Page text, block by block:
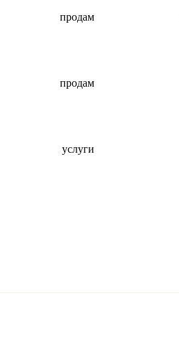
продам
продам
услуги